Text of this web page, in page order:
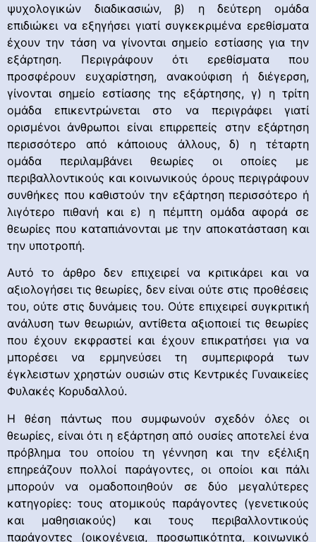
ψυχολογικών διαδικασιών, β) η δεύτερη ομάδα
επιδιώκει να εξηγήσει γιατί συγκεκριμένα ερεθίσματα
έχουν την τάση να γίνονται σημείο εστίασης για την
εξάρτηση. Περιγράφουν ότι ερεθίσματα που
προσφέρουν ευχαρίστηση, ανακούφιση ή διέγερση,
γίνονται σημείο εστίασης της εξάρτησης, γ) η τρίτη
ομάδα επικεντρώνεται στο να περιγράφει γιατί
ορισμένοι άνθρωποι είναι επιρρεπείς στην εξάρτηση
περισσότερο από κάποιους άλλους, δ) η τέταρτη
ομάδα περιλαμβάνει θεωρίες οι οποίες με
περιβαλλοντικούς και κοινωνικούς όρους περιγράφουν
συνθήκες που καθιστούν την εξάρτηση περισσότερο ή
λιγότερο πιθανή και ε) η πέμπτη ομάδα αφορά σε
θεωρίες που καταπιάνονται με την αποκατάσταση και
την υποτροπή.
Αυτό το άρθρο δεν επιχειρεί να κριτικάρει και να
αξιολογήσει τις θεωρίες, δεν είναι ούτε στις προθέσεις
του, ούτε στις δυνάμεις του. Ούτε επιχειρεί συγκριτική
ανάλυση των θεωριών, αντίθετα αξιοποιεί τις θεωρίες
που έχουν εκφραστεί και έχουν επικρατήσει για να
μπορέσει να ερμηνεύσει τη συμπεριφορά των
έγκλειστων χρηστών ουσιών στις Κεντρικές Γυναικείες
Φυλακές Κορυδαλλού.
Η θέση πάντως που συμφωνούν σχεδόν όλες οι
θεωρίες, είναι ότι η εξάρτηση από ουσίες αποτελεί ένα
πρόβλημα του οποίου τη γέννηση και την εξέλιξη
επηρεάζουν πολλοί παράγοντες, οι οποίοι και πάλι
μπορούν να ομαδοποιηθούν σε δύο μεγαλύτερες
κατηγορίες: τους ατομικούς παράγοντες (γενετικούς
και μαθησιακούς) και τους περιβαλλοντικούς
παράγοντες (οικογένεια, προσωπικότητα, κοινωνικό